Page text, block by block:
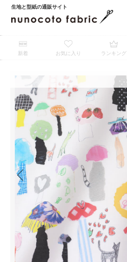
生地と型紙の通販サイト
新着 お気に入り ランキング